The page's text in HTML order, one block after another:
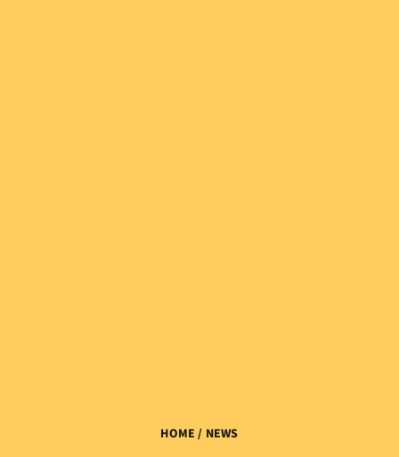
HOME / NEWS